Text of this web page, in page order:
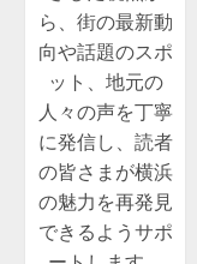
ら、街の最新動
向や話題のスポ
ット、地元の
人々の声を丁寧
に発信し、読者
の皆さまが横浜
の魅力を再発見
できるようサポ